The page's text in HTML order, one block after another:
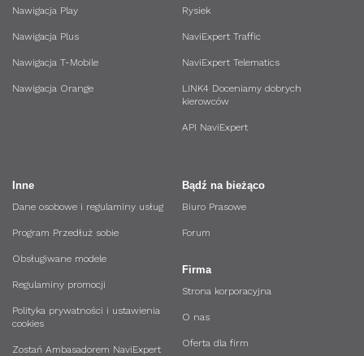
Nawigacja Play
Nawigacja Plus
Nawigacja T-Mobile
Nawigacja Orange
Rysiek
NaviExpert Traffic
NaviExpert Telematics
LINK4 Doceniamy dobrych
kierowców
API NaviExpert
Bądź na bieżąco
Biuro Prasowe
Forum
Firma
Strona korporacyjna
O nas
Oferta dla firm
Inne
Dane osobowe i regulaminy usług
Program Przedłuż sobie
Obsługiwane modele
Regulaminy promocji
Polityka prywatności i ustawienia
cookies
Zostań Ambasadorem NaviExpert